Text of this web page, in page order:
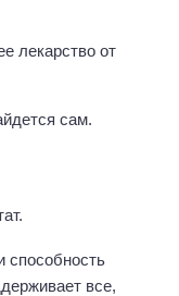
лекарство от
сам.
способность
все,